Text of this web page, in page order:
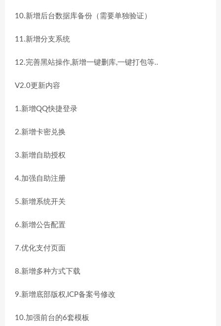
10.新增后台数据库备份（需要单独验证）
11.新增分支系统
12.完善黑站操作,新增一键删库,一键打包等..
V2.0更新内容
1.新增QQ快捷登录
2.新增卡密兑换
3.新增自助授权
4.加强自助注册
5.新增系统开关
6.新增公告配置
7.优化支付页面
8.新增多种方式下载
9.新增底部版权,ICP备案号修改
10.加强前台的6套模板